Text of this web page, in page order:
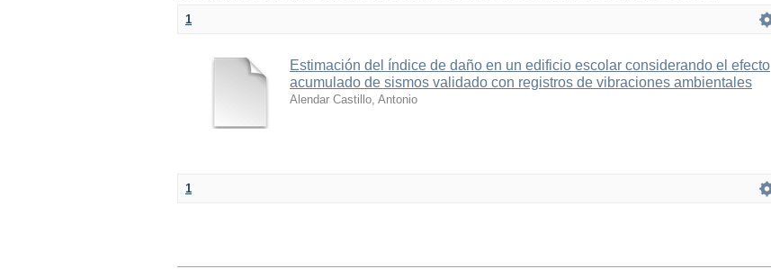
1
Estimación del índice de daño en un edificio escolar considerando el efecto
acumulado de sismos validado con registros de vibraciones ambientales
Alendar Castillo, Antonio
1